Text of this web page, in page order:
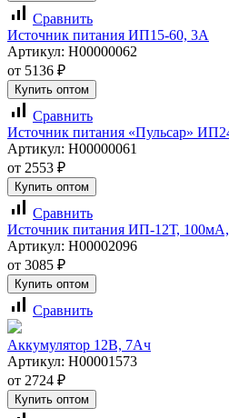
signal_cellular_alt Сравнить
Источник питания ИП15-60, 3А
Артикул: Н00000062
от 5136 ₽
Купить оптом
signal_cellular_alt Сравнить
Источник питания «Пульсар»
Артикул: Н00000061
от 2553 ₽
Купить оптом
signal_cellular_alt Сравнить
Источник питания ИП-12Т,
Артикул: Н00002096
от 3085 ₽
Купить оптом
signal_cellular_alt Сравнить
Аккумулятор 12В, 7Ач
Артикул: Н00001573
от 2724 ₽
Купить оптом